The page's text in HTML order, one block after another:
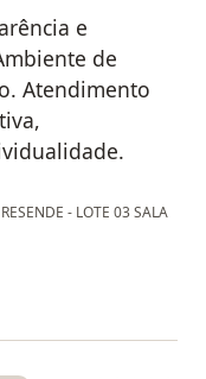
e
de
Atendimento
- LOTE 03 SALA